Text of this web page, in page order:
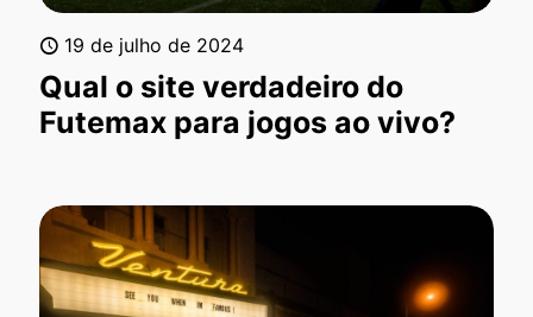
19 de julho de 2024
Qual o site verdadeiro do
Futemax para jogos ao vivo?